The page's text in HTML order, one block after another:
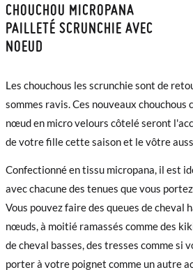
CHOUCHOU MICROPANA
PAILLETÉ SCRUNCHIE AVEC
NOEUD
Les chouchous les scrunchie sont de
sommes ravis. Ces nouveaux chouchous
nœud en micro velours côtelé seront
de votre fille cette saison et le vôtre
Confectionné en tissu micropana, il est
avec chacune des tenues que vous
Vous pouvez faire des queues de cheval
nœuds, à moitié ramassés comme des
de cheval basses, des tresses comme si
porter à votre poignet comme un autre
LIVRAISON ET RETOURS
Chez Pisamonas, la livraison est
avant 15h, sinon elle sera expédiée le
Si vos chaussures arrivent et ne
demander un retour gratuit.
Si vous avez un compte, connectez-